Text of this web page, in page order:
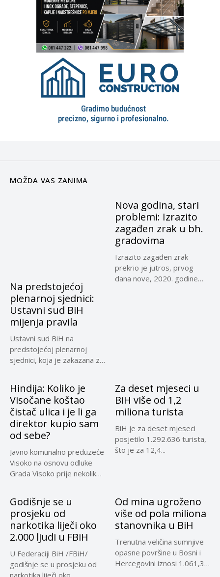
MOŽDA VAS ZANIMA
Na predstojećoj
plenarnoj sjednici:
Ustavni sud BiH
mijenja pravila
Ustavni sud BiH na
predstojećoj plenarnoj
sjednici, koja je zakazana za
Nova godina, stari
problemi: Izrazito
zagađen zrak u bh.
gradovima
Izrazito zagađen zrak
prekrio je jutros, prvog
dana nove, 2020. godine
Hindija: Koliko je
Visočane koštao
čistač ulica i je li ga
direktor kupio sam
od sebe?
Javno komunalno preduzeće
Visoko na osnovu odluke
Grada Visoko prije nekoliko
Za deset mjeseci u
BiH više od 1,2
miliona turista
BiH je za deset mjeseci
posjetilo 1.292.636 turista,
što je za 12,4...
Godišnje se u
prosjeku od
narkotika liječi oko
2.000 ljudi u FBiH
U Federaciji BiH /FBiH/
godišnje se u prosjeku od
narkotika liječi oko...
Od mina ugroženo
više od pola miliona
stanovnika u BiH
Trenutna veličina sumnjive
opasne površine u Bosni i
Hercegovini iznosi 1.061,32